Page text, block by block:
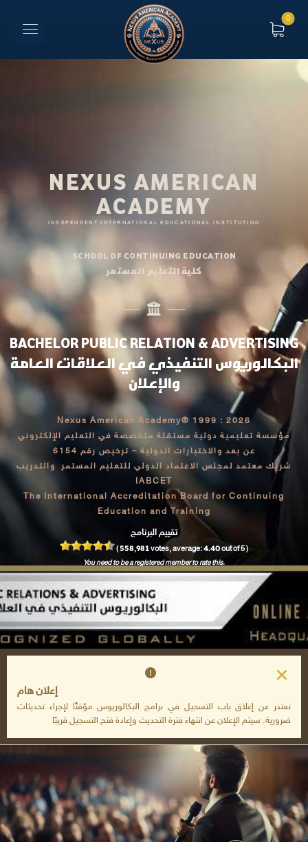
NEXUS AMERICAN
ACADEMY
INDEPENDENT INTERNATIONAL EDUCATIONAL INSTITUTION
SCHOOL OF CONTINUING EDUCATION
كلية التعليم المستمر
BACHELOR PUBLIC RELATION & ADVERTISING
البكالوريوس التنفيذي في العلاقات العامة
والإعلان
Nexus American Academy® 1999 : 2026
مؤسسة تعليمية دولية مستقلة متخصصة في التعليم الإلكتروني
عن بعد والاختبارات الدولية – ترخيص رقم 6154
شريك معتمد لمجلس الاعتماد الدولي للتعليم المستمر والتدريب
IABCET
The International Accreditation Board for Continuing
Education and Training
تقييم البرنامج
(558,981votes, average:4.40out of 5 )
You need to be a registered member to rate this.
إعلان هام
نعتذر عن إغلاق باب التسجيل في برامج البكالوريوس مؤقتًا لإجراء تحديثات
ضرورية. سيتم الإعلان عن انتهاء فترة التحديث وإعادة فتح التسجيل قريبًا